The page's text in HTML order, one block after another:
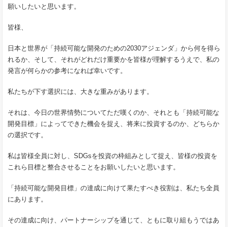
願いしたいと思います。
皆様、
日本と世界が「持続可能な開発のための2030アジェンダ」から何を得ら
れるか、そして、それがどれだけ重要かを皆様が理解するうえで、私の
発言が何らかの参考になれば幸いです。
私たちが下す選択には、大きな重みがあります。
それは、今日の世界情勢についてただ嘆くのか、それとも「持続可能な
開発目標」によってできた機会を捉え、将来に投資するのか、どちらか
の選択です。
私は皆様全員に対し、SDGsを投資の枠組みとして捉え、皆様の投資を
これら目標と整合させることをお願いしたいと思います。
「持続可能な開発目標」の達成に向けて果たすべき役割は、私たち全員
にあります。
その達成に向け、パートナーシップを通じて、ともに取り組もうではあ